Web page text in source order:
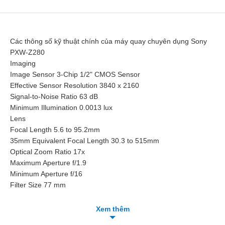
Các thông số kỹ thuật chính của máy quay chuyên dụng Sony
PXW-Z280
Imaging
Image Sensor 3-Chip 1/2" CMOS Sensor
Effective Sensor Resolution 3840 x 2160
Signal-to-Noise Ratio 63 dB
Minimum Illumination 0.0013 lux
Lens
Focal Length 5.6 to 95.2mm
35mm Equivalent Focal Length 30.3 to 515mm
Optical Zoom Ratio 17x
Maximum Aperture f/1.9
Minimum Aperture f/16
Filter Size 77 mm
Xem thêm